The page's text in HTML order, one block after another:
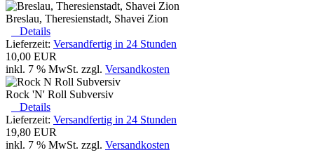
Breslau, Theresienstadt, Shavei Zion
Details
Lieferzeit: Versandfertig in 24 Stunden
10,00 EUR
inkl. 7 % MwSt. zzgl. Versandkosten
Rock 'N' Roll Subversiv
Details
Lieferzeit: Versandfertig in 24 Stunden
19,80 EUR
inkl. 7 % MwSt. zzgl. Versandkosten